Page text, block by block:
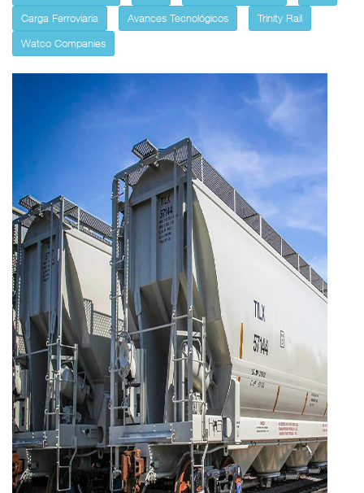
Carga Ferroviaria
Avances Tecnológicos
Trinity Rail
Watco Companies